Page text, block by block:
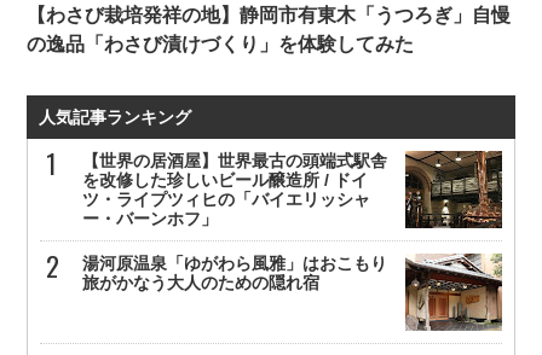
【わさび栽培発祥の地】静岡市有東木「うつろぎ」自慢
の逸品「わさび漬けづくり」を体験してみた
人気記事ランキング
【世界の居酒屋】世界最古の頭端式駅舎
を改修した珍しいビール醸造所 / ドイ
ツ・ライプツィヒの「バイエリッシャ
ー・バーンホフ」
湯河原温泉「ゆがわら風雅」はおこもり
旅がかなう大人のための隠れ宿